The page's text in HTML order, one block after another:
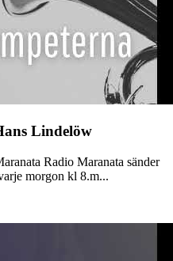
Lindelöw
Radio Maranata sänder
morgon kl 8.m...